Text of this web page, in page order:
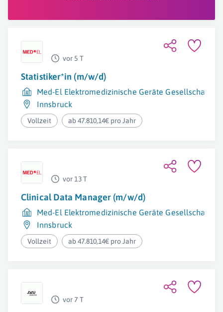
vor 5 T
Statistiker*in (m/w/d)
Med-El Elektromedizinische Geräte Gesellschaft
Innsbruck
Vollzeit ab 47.810,14€ pro Jahr
vor 13 T
Clinical Data Manager (m/w/d)
Med-El Elektromedizinische Geräte Gesellschaft
Innsbruck
Vollzeit ab 47.810,14€ pro Jahr
vor 7 T